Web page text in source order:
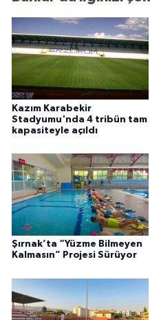
Kazım Karabekir
Stadyumu'nda 4 tribün tam
kapasiteyle açıldı
Şırnak’ta “Yüzme Bilmeyen
Kalmasın” Projesi Sürüyor